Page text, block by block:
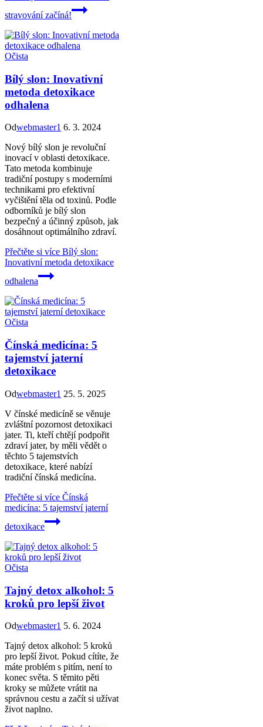
stravování začíná!
Očista
Bílý slon: Inovativní
metoda detoxikace
odhalena
Odwebmaster1 6. 3. 2024
Nový bílý slon je revoluční
inovací v oblasti detoxikace.
Tato metoda kombinuje
tradiční postupy s moderními
technikami pro efektivní
vyčištění těla od toxinů. Podle
odborníků je bílý slon
bezpečný a účinný způsob, jak
dosáhnout optimálního zdraví.
Přečtěte si více Bílý slon:
Inovativní metoda detoxikace
odhalena
Očista
Čínská medicína: 5
tajemství jaterní
detoxikace
Odwebmaster1 25. 5. 2025
V čínské medicíně se věnuje
zvláštní pozornost detoxikaci
jater. Ti, kteří chtějí podpořit
zdraví jater, by měli vědět o
těchto 5 tajemstvích
detoxikace, které nabízí
tradiční čínská medicína.
Přečtěte si více Čínská
medicína: 5 tajemství jaterní
detoxikace
Očista
Tajný detox alkohol: 5
kroků pro lepší život
Odwebmaster1 5. 6. 2024
Tajný detox alkohol: 5 kroků
pro lepší život. Pokud cítíte, že
máte problém s pitím, není to
konec světa. S těmito pěti
kroky se můžete vrátit na
správnou cestu a začít si užívat
život naplno.